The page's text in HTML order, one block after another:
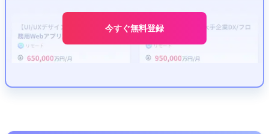
今すぐ無料登録